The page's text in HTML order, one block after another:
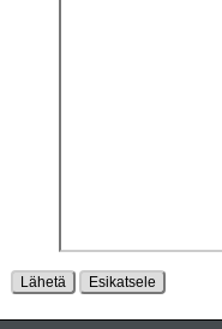
Lähetä Esikatsele